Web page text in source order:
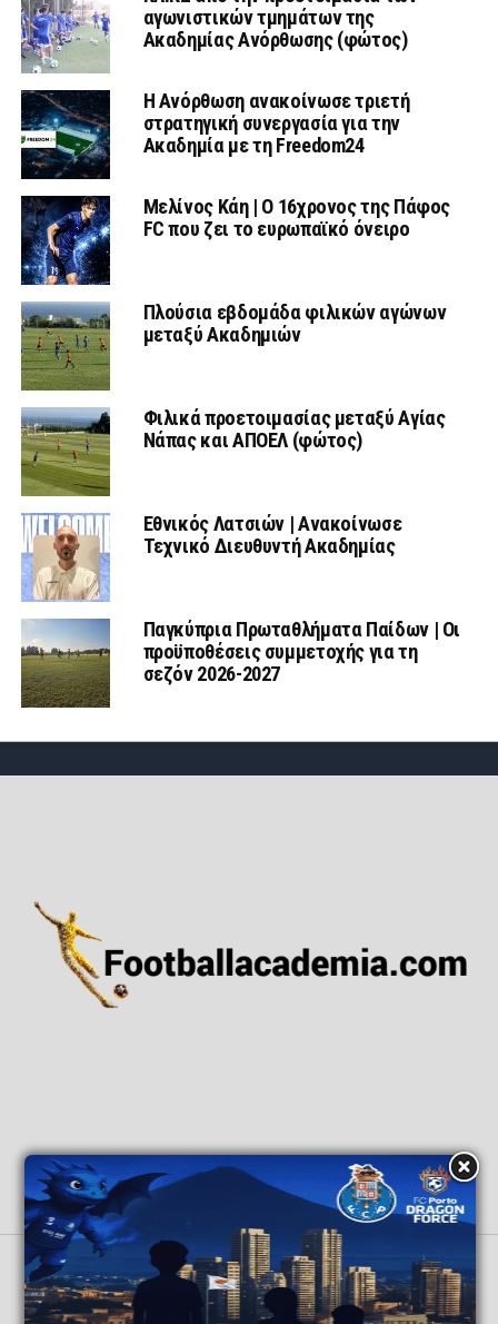
αγωνιστικών τμημάτων της
Ακαδημίας Ανόρθωσης (φώτος)
Η Ανόρθωση ανακοίνωσε τριετή
στρατηγική συνεργασία για την
Ακαδημία με τη Freedom24
Μελίνος Κάη | Ο 16χρονος της Πάφος
FC που ζει το ευρωπαϊκό όνειρο
Πλούσια εβδομάδα φιλικών αγώνων
μεταξύ Ακαδημιών
Φιλικά προετοιμασίας μεταξύ Αγίας
Νάπας και ΑΠΟΕΛ (φώτος)
Εθνικός Λατσιών | Ανακοίνωσε
Τεχνικό Διευθυντή Ακαδημίας
Παγκύπρια Πρωταθλήματα Παίδων | Οι
προϋποθέσεις συμμετοχής για τη
σεζόν 2026-2027
ΑΡΧΙΚΗ ΕΙΔΗΣΕΙΣ ΕΘΝΙΚΕΣ ΟΜΑΔΕΣ
ΑΚΑΔΗΜΙΕΣ
GRASSROOTS
ΒΑΘΜΟΛΟΓΙΕΣ